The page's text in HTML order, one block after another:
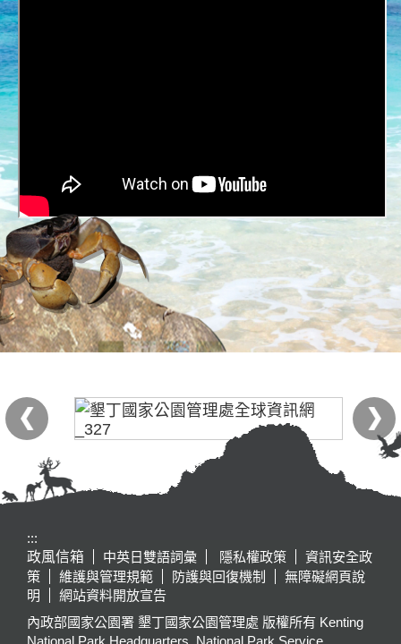
:::
政風信箱
中英日雙語詞彙 隱私權政策
資訊安全政
策
維護與管理規範 防護與回復機制
無障礙網頁說
明
網站資料開放宣告
內政部國家公園署 墾丁國家公園管理處 版權所有 Kenting
National Park Headquarters, National Park Service,